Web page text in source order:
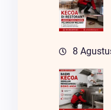
8